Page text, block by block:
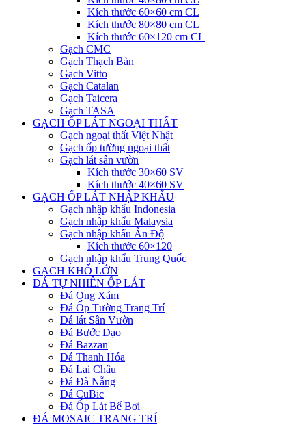
Kích thước 60×60 cm CL
Kích thước 80×80 cm CL
Kích thước 60×120 cm CL
Gạch CMC
Gạch Thạch Bàn
Gạch Vitto
Gạch Catalan
Gạch Taicera
Gạch TASA
GẠCH ỐP LÁT NGOẠI THẤT
Gạch ngoại thất Việt Nhật
Gạch ốp tường ngoại thất
Gạch lát sân vườn
Kích thước 30×60 SV
Kích thước 40×60 SV
GẠCH ỐP LÁT NHẬP KHẨU
Gạch nhập khẩu Indonesia
Gạch nhập khẩu Malaysia
Gạch nhập khẩu Ấn Độ
Kích thước 60×120
Gạch nhập khẩu Trung Quốc
GẠCH KHỔ LỚN
ĐÁ TỰ NHIÊN ỐP LÁT
Đá Ong Xám
Đá Ốp Tường Trang Trí
Đá lát Sân Vườn
Đá Bước Dạo
Đá Bazzan
Đá Thanh Hóa
Đá Lai Châu
Đá Đà Nẵng
Đá CuBic
Đá Ốp Lát Bể Bơi
ĐÁ MOSAIC TRANG TRÍ